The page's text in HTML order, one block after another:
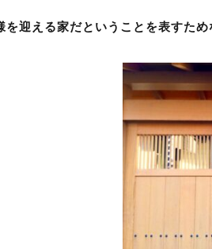
迎える家だということを表すため